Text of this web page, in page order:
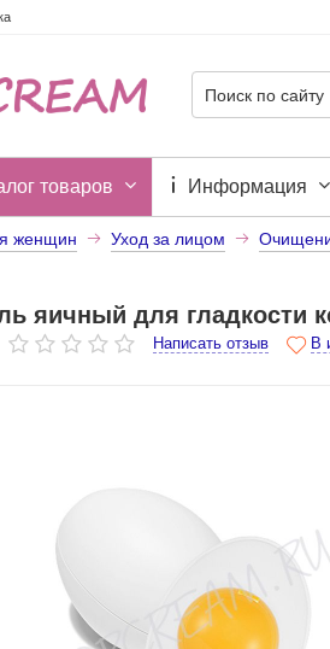
товаров Информация
женщин Уход за лицом
яичный для гладкости
Написать отзыв В